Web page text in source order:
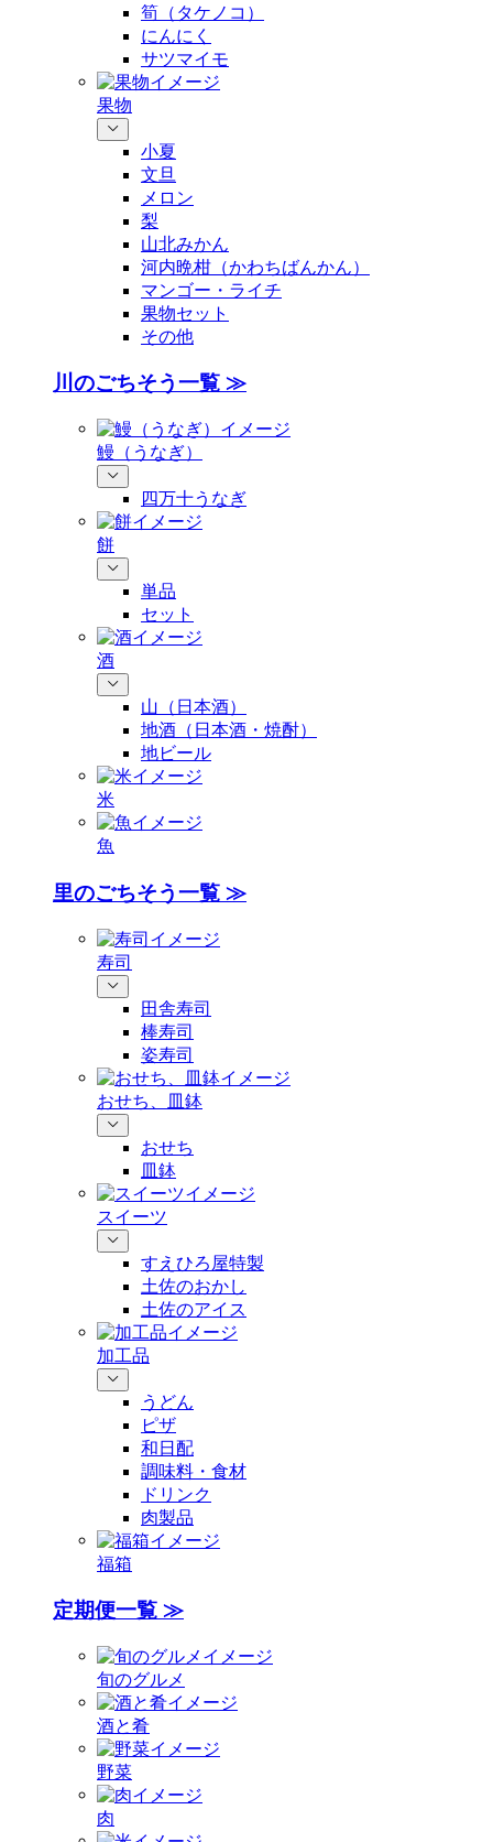
筍（タケノコ）
にんにく
サツマイモ
果物
小夏
文旦
メロン
梨
山北みかん
河内晩柑（かわちばんかん）
マンゴー・ライチ
果物セット
その他
川のごちそう一覧 ≫
鰻（うなぎ）
四万十うなぎ
餅
単品
セット
酒
山（日本酒）
地酒（日本酒・焼酎）
地ビール
米
魚
里のごちそう一覧 ≫
寿司
田舎寿司
棒寿司
姿寿司
おせち、皿鉢
おせち
皿鉢
スイーツ
すえひろ屋特製
土佐のおかし
土佐のアイス
加工品
うどん
ピザ
和日配
調味料・食材
ドリンク
肉製品
福箱
定期便一覧 ≫
旬のグルメ
酒と肴
野菜
肉